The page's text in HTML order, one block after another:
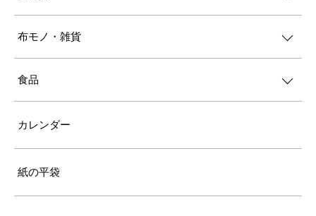
布モノ・雑貨
食品
カレンダー
紙の平袋